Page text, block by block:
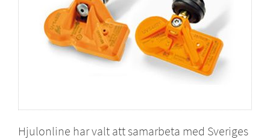
Hjulonline har valt att samarbeta med Sveriges